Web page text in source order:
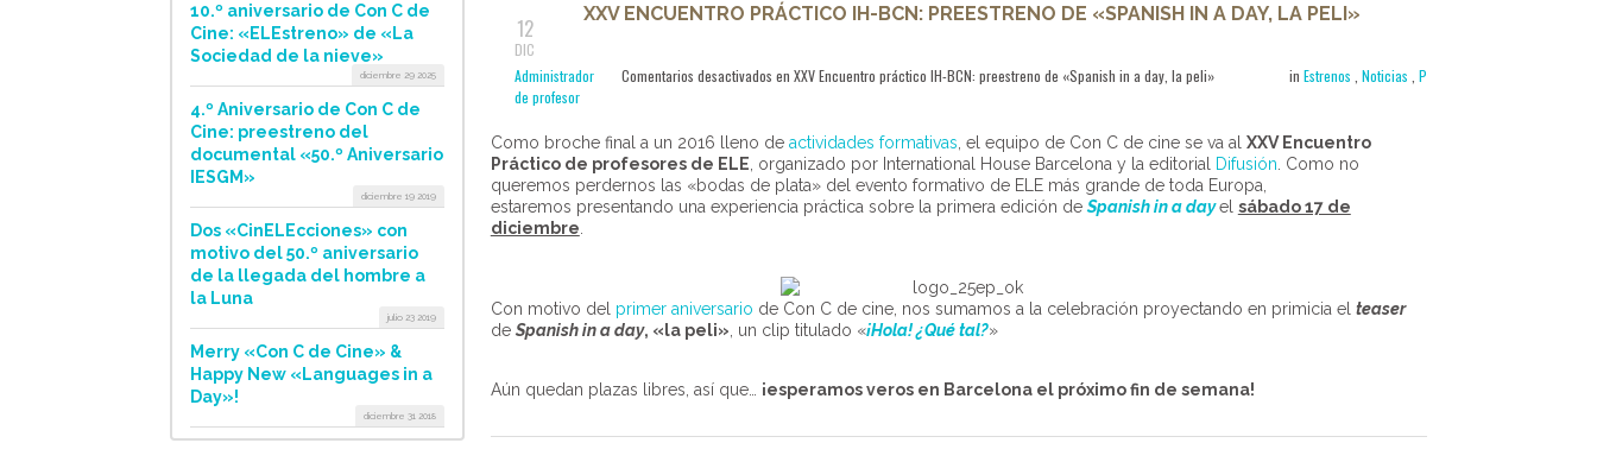
10.º aniversario de Con C de
Cine: «ELEstreno» de «La
Sociedad de la nieve»
diciembre 29 2025
4.º Aniversario de Con C de
Cine: preestreno del
documental «50.º Aniversario
IESGM»
diciembre 19 2019
Dos «CinELEcciones» con
motivo del 50.º aniversario
de la llegada del hombre a
la Luna
julio 23 2019
Merry «Con C de Cine» &
Happy New «Languages in a
Day»!
diciembre 31 2018
12
DIC
XXV ENCUENTRO PRÁCTICO IH-BCN: PREESTRENO DE «SPANISH IN A DAY, LA PELI»
Administrador Comentarios desactivados en XXV Encuentro práctico IH-BCN: preestreno de «Spanish in a day, la peli» in Estrenos Noticias P
de profesor
Como broche final a un 2016 lleno de actividades formativas , el equipo de Con C de cine se va al XXV Encuentro
Práctico de profesores de ELE , organizado por International House Barcelona y la editorial Difusión . Como no
queremos perdernos las «bodas de plata» del evento formativo de ELE más grande de toda Europa,
estaremos presentando una experiencia práctica sobre la primera edición deSpanish in a day el sábado 17 de
diciembre
Con motivo del primer aniversario de Con C de cine, nos sumamos a la celebración proyectando en primicia el teaser
de Spanish in a day, «la peli» , un clip titulado «¡Hola! ¿Qué tal?»
Aún quedan plazas libres, así que… ¡esperamos veros en Barcelona el próximo fin de semana!